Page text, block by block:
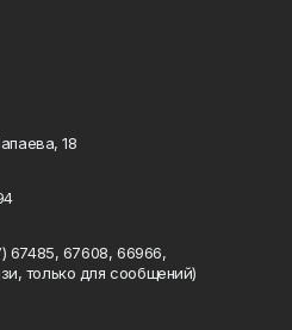
18
67485, 67608, 66966,
только для сообщений)